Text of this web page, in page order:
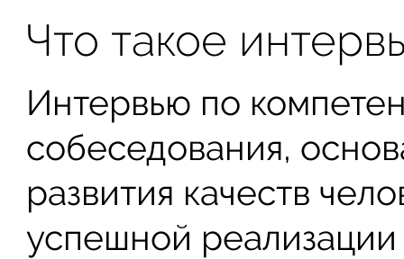
Что такое
Интервью по
собеседования,
развития качеств
успешной реализации